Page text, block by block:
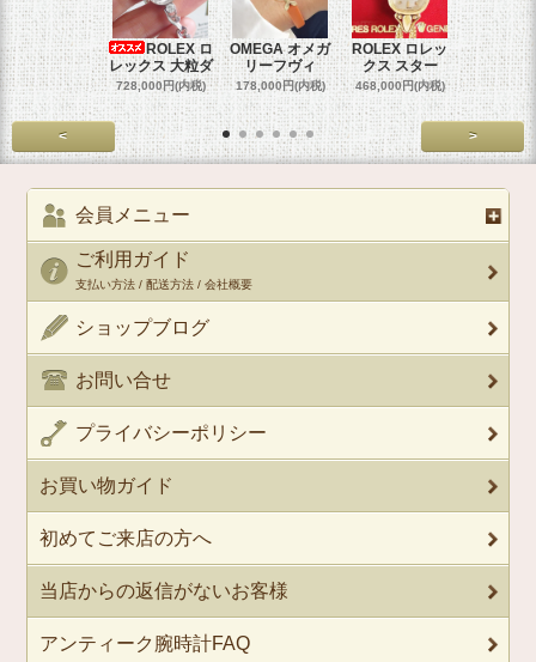
ROLEX ロ
レックス 大粒ダ
728,000円(内税)
OMEGA オメガ
リーフヴィ
178,000円(内税)
ROLEX ロレッ
クス スター
468,000円(内税)
ROLEX
クス
458,000円
< >
会員メニュー
ご利用ガイド
支払い方法 / 配送方法 / 会社概要
ショップブログ
お問い合せ
プライバシーポリシー
お買い物ガイド
初めてご来店の方へ
当店からの返信がないお客様
アンティーク腕時計FAQ